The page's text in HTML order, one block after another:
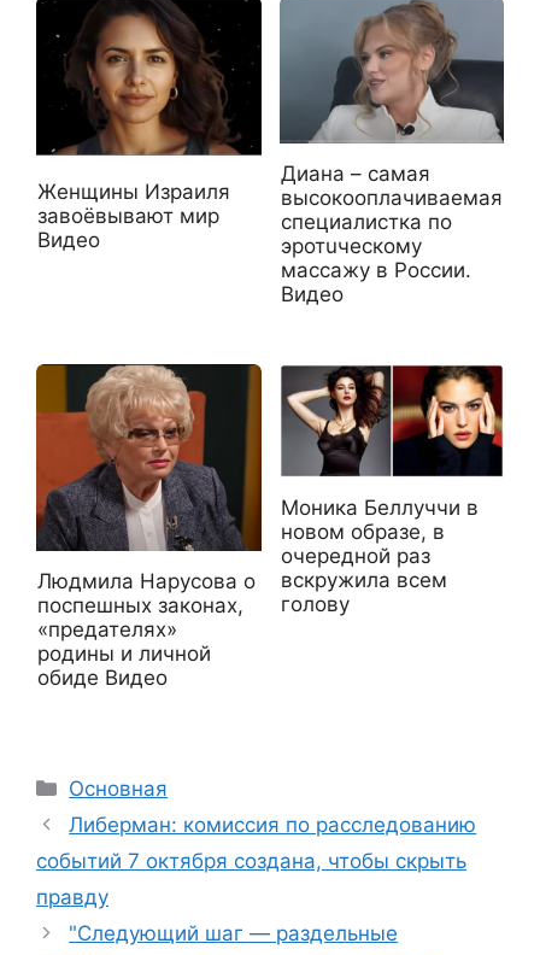
Женщины Израиля
завоёвывают мир
Видео
Диана – самая
высокооплачиваемая
специалистка по
эротuческому
массажу в России.
Видео
Людмила Нарусова о
поспешных законах,
«предателях»
родины и личной
обиде Видео
Моника Беллуччи в
новом образе, в
очередной раз
вскружила всем
голову
Рубрики
Основная
Либерман: комиссия по расследованию
событий 7 октября создана, чтобы скрыть
правду
"Следующий шаг — раздельные